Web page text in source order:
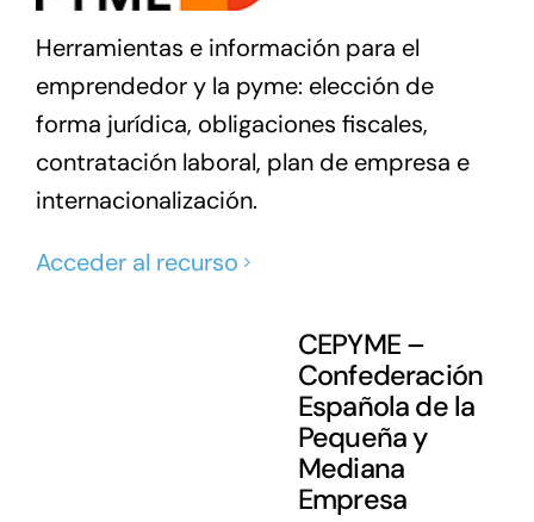
Herramientas e información para el
emprendedor y la pyme: elección de
forma jurídica, obligaciones fiscales,
contratación laboral, plan de empresa e
internacionalización.
Acceder al recurso
CEPYME –
Confederación
Española de la
Pequeña y
Mediana
Empresa